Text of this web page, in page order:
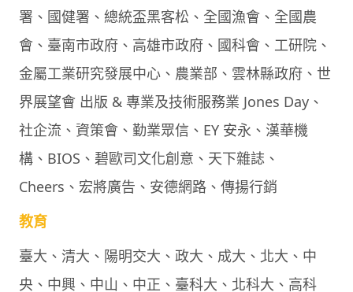
署、國健署、總統盃黑客松、全國漁會、全國農
會、臺南市政府、高雄市政府、國科會、工研院、
金屬工業研究發展中心、農業部、雲林縣政府、世
界展望會 出版 & 專業及技術服務業 Jones Day、
社企流、資策會、勤業眾信、EY 安永、漢華機
構、BIOS、碧歐司文化創意、天下雜誌、
Cheers、宏將廣告、安德網路、傳揚行銷
教育
臺大、清大、陽明交大、政大、成大、北大、中
央、中興、中山、中正、臺科大、北科大、高科